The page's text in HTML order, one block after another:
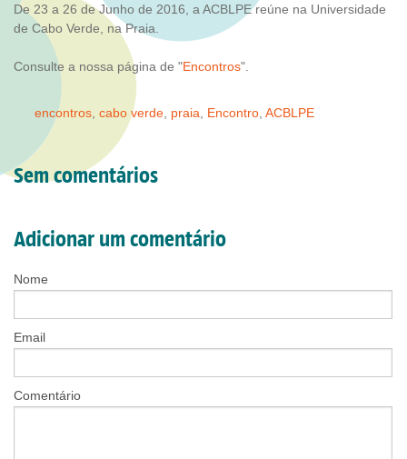
De 23 a 26 de Junho de 2016, a ACBLPE reúne na Universidade
de Cabo Verde, na Praia.
Consulte a nossa página de "Encontros".
encontros cabo verde praia Encontro ACBLPE
Sem comentários
Adicionar um comentário
Nome
Email
Comentário